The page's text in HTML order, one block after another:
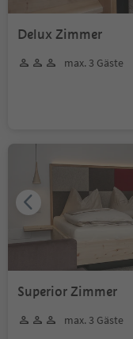
Delux Zimmer
max. 3 Gäste
Superior Zimmer
max. 3 Gäste